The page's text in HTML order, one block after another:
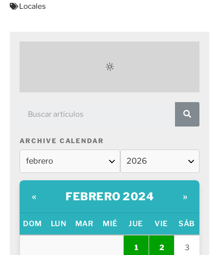
Locales
ARCHIVE CALENDAR
« FEBRERO 2024 »
DOM LUN MAR MIÉ JUE VIE SÁB
1 2 3